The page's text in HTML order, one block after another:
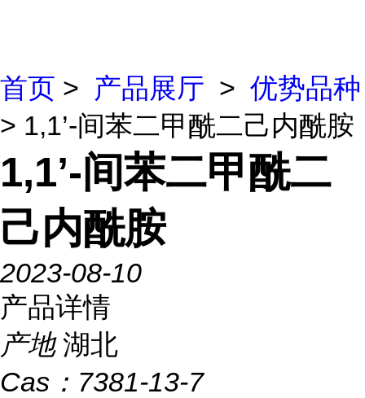
首页 > 产品展厅 > 优势品种
> 1,1’-间苯二甲酰二己内酰胺
1,1’-间苯二甲酰二
己内酰胺
2023-08-10
产品详情
产地 湖北
Cas： 7381-13-7